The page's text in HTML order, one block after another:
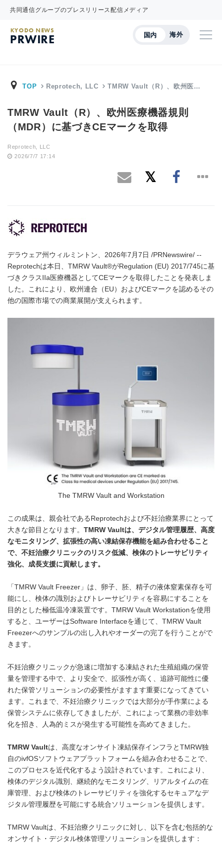
共同通信グループのプレスリリース配信メディア
国内 海外
KYODO NEWS
PRWIRE
TOP Reprotech, LLC TMRW Vault（R）、欧州医…
TMRW Vault（R）、欧州医療機器規則
（MDR）に基づきCEマークを取得
Reprotech, LLC
2026/7/7 17:14
デラウェア州ウィルミントン、2026年7月7日 /PRNewswire/ --
Reprotechは本日、TMRW Vault®がRegulation (EU) 2017/745に基
づきクラスIIa医療機器としてCEマークを取得したことを発表しま
した。これにより、欧州連合（EU）およびCEマークを認めるその
他の国際市場での商業展開が支えられます。
The TMRW Vault and Workstation
この成果は、親会社であるReprotechおよび不妊治療業界にとって
大きな節目となります。 TMRW Vaultは、デジタル管理履歴、高度
なモニタリング、拡張性の高い凍結保存機能を組み合わせること
で、不妊治療クリニックのリスク低減、検体のトレーサビリティ
強化、成長支援に貢献します。
「TMRW Vault Freezer」は、卵子、胚、精子の液体窒素保存を可
能にし、検体の識別およびトレーサビリティを容易にすることを
目的とした極低温冷凍装置です。TMRW Vault Workstationを使用
すると、ユーザーはSoftware Interfaceを通じて、TMRW Vault
Freezerへのサンプルの出し入れやオーダーの完了を行うことがで
きます。
不妊治療クリニックが急速に増加する凍結された生殖組織の保管
量を管理する中で、より安全で、拡張性が高く、追跡可能性に優
れた保管ソリューションの必要性がますます重要になってきてい
ます。これまで、不妊治療クリニックでは大部分が手作業による
保管システムに依存してきましたが、これによって業務の非効率
化を招き、人為的ミスが発生する可能性を高めてきました。
TMRW Vaultは、高度なオンサイト凍結保存インフラとTMRW独
自のivfOSソフトウェアプラットフォームを組み合わせることで、
このプロセスを近代化するよう設計されています。これにより、
検体のデジタル識別、継続的なモニタリング、リアルタイムの在
庫管理、および検体のトレーサビリティを強化するセキュアなデ
ジタル管理履歴を可能にする統合ソリューションを提供します。
TMRW Vaultは、不妊治療クリニックに対し、以下を含む包括的な
オンサイト・デジタル検体管理ソリューションを提供します：